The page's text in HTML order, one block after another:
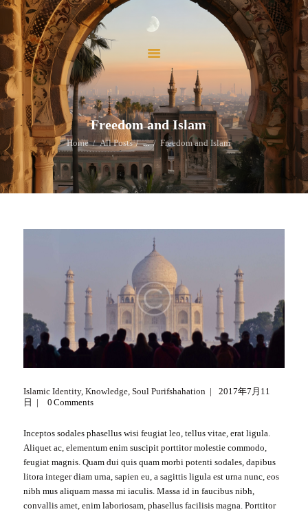
Freedom and Islam
Home All Posts ... Freedom and Islam
ホーム
当法人について
当法人の活動
イスラームを学ぶ
お問い合わせ
寄付
Islamic Identity, Knowledge, Soul Purifshahation
2017年7月11
日
0 Comments
Inceptos sodales phasellus wisi feugiat leo, tellus vitae, erat ligula.
Aliquet ac, elementum enim suscipit porttitor molestie commodo,
feugiat magnis. Quam dui quis quam morbi potenti sodales, dapibus
litora integer diam urna, sapien eu, a sagittis ligula est urna nunc, eos
nibh mus aliquam massa mi iaculis. Massa id in faucibus nibh,
convallis amet, enim laboriosam, phasellus facilisis magna. Porttitor